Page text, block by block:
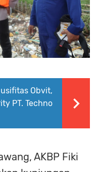
Obvit,
PT. Techno
AKBP Fiki